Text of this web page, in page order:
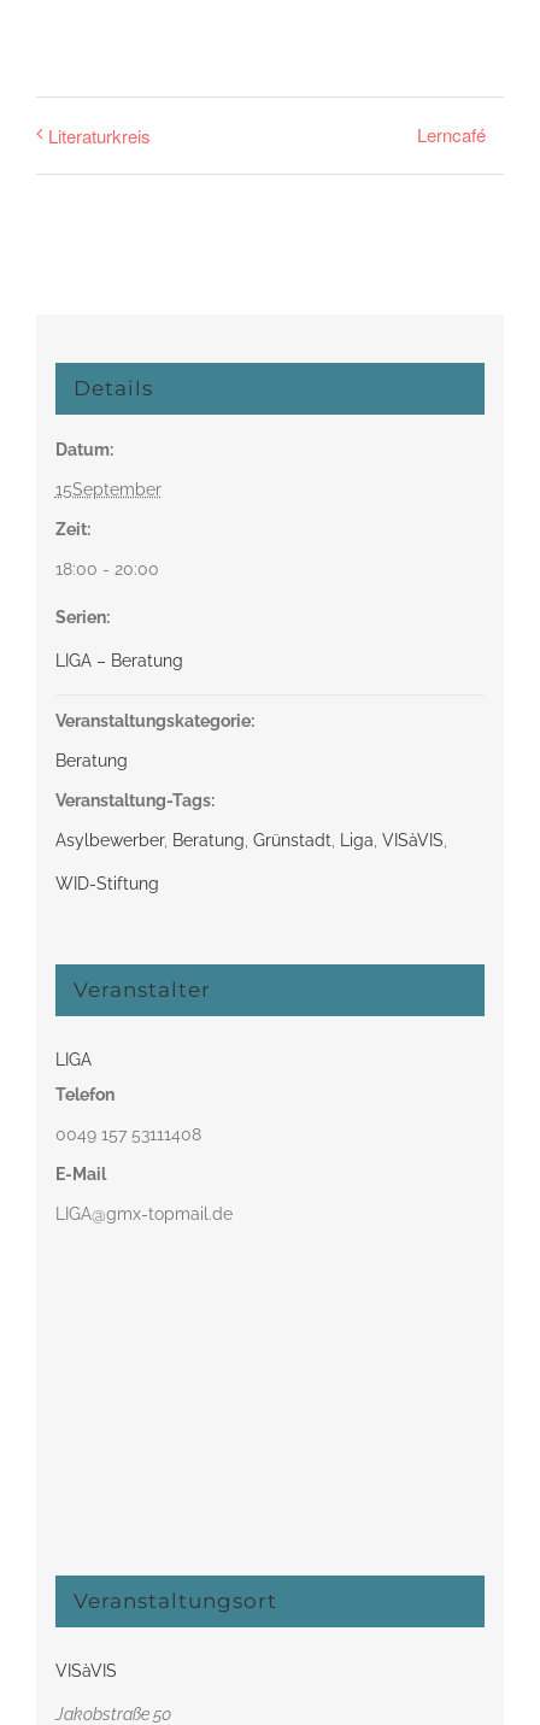
Literaturkreis Lerncafé
Details
Datum:
15September
Zeit:
18:00 - 20:00
Serien:
LIGA – Beratung
Veranstaltungskategorie:
Beratung
Veranstaltung-Tags:
Asylbewerber, Beratung Grünstadt Liga VISàVIS
WID-Stiftung
Veranstalter
LIGA
Telefon
0049 157 53111408‬
E-Mail
LIGA@gmx-topmail.de
Veranstaltungsort
VISàVIS
Jakobstraße 50